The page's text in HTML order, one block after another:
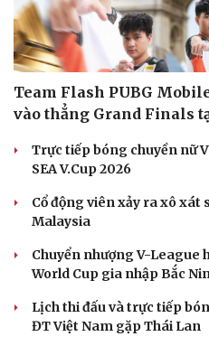
Du lịch
Tư vấn
check-in
Team Flash PUBG
vào thẳng Grand Finals
Trực tiếp bóng chuyền nữ
SEA V.Cup 2026
Cổ động viên xảy ra xô
Malaysia
Chuyển nhượng V-League
World Cup gia nhập Bắc
Lịch thi đấu và trực tiếp
ĐT Việt Nam gặp Thái Lan